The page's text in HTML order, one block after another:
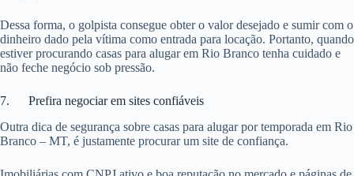
Dessa forma, o golpista consegue obter o valor desejado e sumir com o
dinheiro dado pela vítima como entrada para locação. Portanto, quando
estiver procurando casas para alugar em Rio Branco tenha cuidado e
não feche negócio sob pressão.
7. Prefira negociar em sites confiáveis
Outra dica de segurança sobre casas para alugar por temporada em Rio
Branco – MT, é justamente procurar um site de confiança.